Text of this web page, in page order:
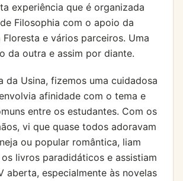
experiência que é organizada
Filosophia com o apoio da
e vários parceiros. Uma
da outra e assim por diante.
da Usina, fizemos uma cuidadosa
afinidade com o tema e
entre os estudantes. Com os
vi que quase todos adoravam
ou popular romântica, liam
livros paradidáticos e assistiam
aberta, especialmente às novelas